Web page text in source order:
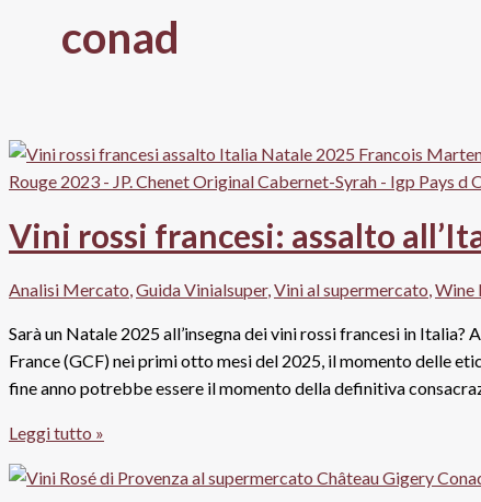
conad
Vini rossi francesi: assalto
Analisi Mercato,Guida Vinialsuper,Vini al supermercato,Wine
Sarà un Natale 2025 all’insegna dei vini rossi francesi in
France (GCF) nei primi otto mesi del 2025, il momento delle
fine anno potrebbe essere il momento della definitiva
Vini
rossi
francesi:
Leggi tutto »